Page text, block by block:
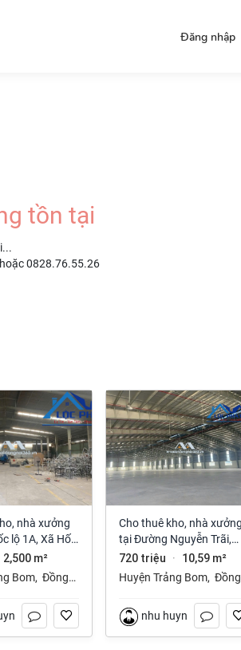
Đăng nhập
tồn tại
0828.76.55.26
lộ 1A, Xã Hố
Bom, Đồng
2,500 m²
Bom, Đồng
Cho thuê kho, nhà xưởng
tại Đường Nguyễn Trãi,
Trảng Bom, Trảng Bom,
Đồng Nai giá 720 Triệu
720 triệu · 10,59 m²
Huyện Trảng Bom, Đồng
nhu huynh